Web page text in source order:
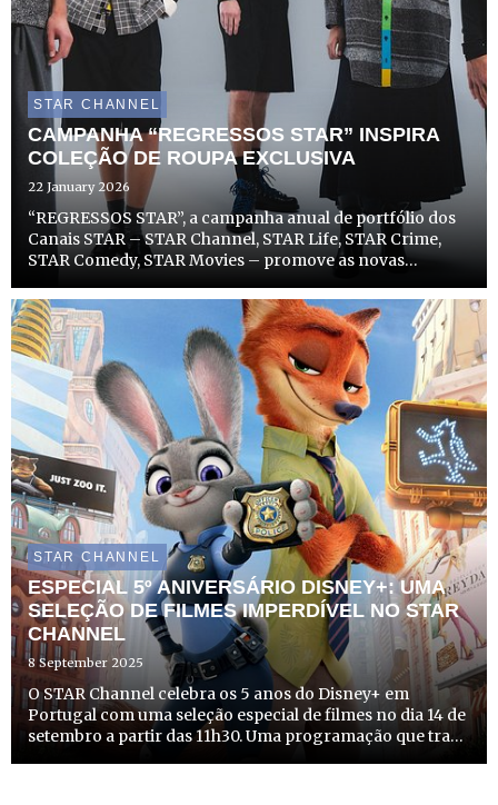
STAR CHANNEL
CAMPANHA “REGRESSOS STAR” INSPIRA
COLEÇÃO DE ROUPA EXCLUSIVA
22 January 2026
“REGRESSOS STAR”, a campanha anual de portfólio dos
Canais STAR – STAR Channel, STAR Life, STAR Crime,
STAR Comedy, STAR Movies – promove as novas
um toque de nostalgia modernizada, para mostrar que
aquilo que nos ...
STAR CHANNEL
ESPECIAL 5º ANIVERSÁRIO DISNEY+: UMA
SELEÇÃO DE FILMES IMPERDÍVEL NO STAR
CHANNEL
8 September 2025
O STAR Channel celebra os 5 anos do Disney+ em
Portugal com uma seleção especial de filmes no dia 14 de
setembro a partir das 11h30. Uma programação que traz